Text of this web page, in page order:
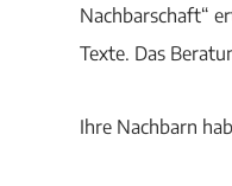
Nachbarschaft“
Texte. Das
Ihre Nachbarn